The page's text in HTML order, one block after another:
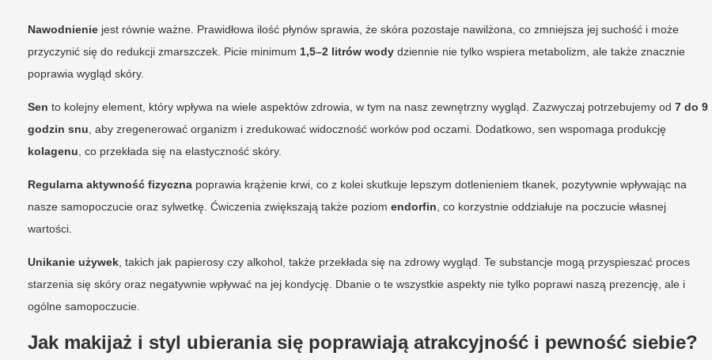
Nawodnienie jest równie ważne. Prawidłowa ilość płynów sprawia, że skóra pozostaje nawilżona, co zmniejsza jej suchość i może
przyczynić się do redukcji zmarszczek. Picie minimum 1,5–2 litrów wody dziennie nie tylko wspiera metabolizm, ale także znacznie
poprawia wygląd skóry.
Sen to kolejny element, który wpływa na wiele aspektów zdrowia, w tym na nasz zewnętrzny wygląd. Zazwyczaj potrzebujemy od 7 do 9
godzin snu , aby zregenerować organizm i zredukować widoczność worków pod oczami. Dodatkowo, sen wspomaga produkcję
kolagenu , co przekłada się na elastyczność skóry.
Regularna aktywność fizyczna poprawia krążenie krwi, co z kolei skutkuje lepszym dotlenieniem tkanek, pozytywnie wpływając na
nasze samopoczucie oraz sylwetkę. Ćwiczenia zwiększają także poziom endorfin , co korzystnie oddziałuje na poczucie własnej
wartości.
Unikanie używek , takich jak papierosy czy alkohol, także przekłada się na zdrowy wygląd. Te substancje mogą przyspieszać proces
starzenia się skóry oraz negatywnie wpływać na jej kondycję. Dbanie o te wszystkie aspekty nie tylko poprawi naszą prezencję, ale i
ogólne samopoczucie.
Jak makijaż i styl ubierania się poprawiają atrakcyjność i pewność siebie?